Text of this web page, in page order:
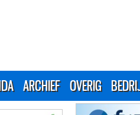
ARCHIEF OVERIG